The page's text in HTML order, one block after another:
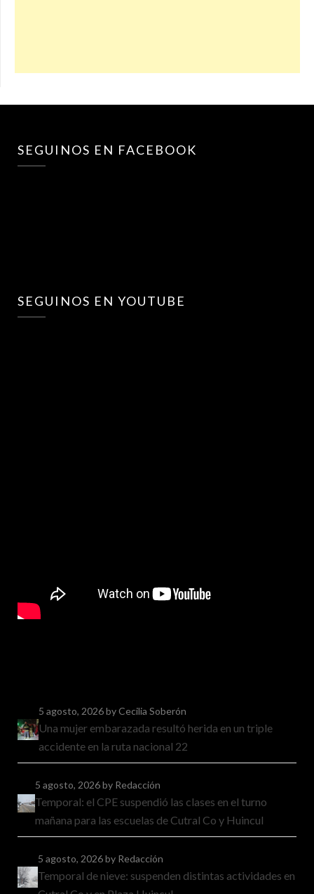
SEGUINOS EN FACEBOOK
SEGUINOS EN YOUTUBE
5 agosto, 2026by Cecilia Soberón
Una mujer embarazada resultó herida en un triple
accidente en la ruta nacional 22
5 agosto, 2026by Redacción
Temporal: el CPE suspendió las clases en el turno
mañana para las escuelas de Cutral Co y Huincul
5 agosto, 2026by Redacción
Temporal de nieve: suspenden distintas actividades en